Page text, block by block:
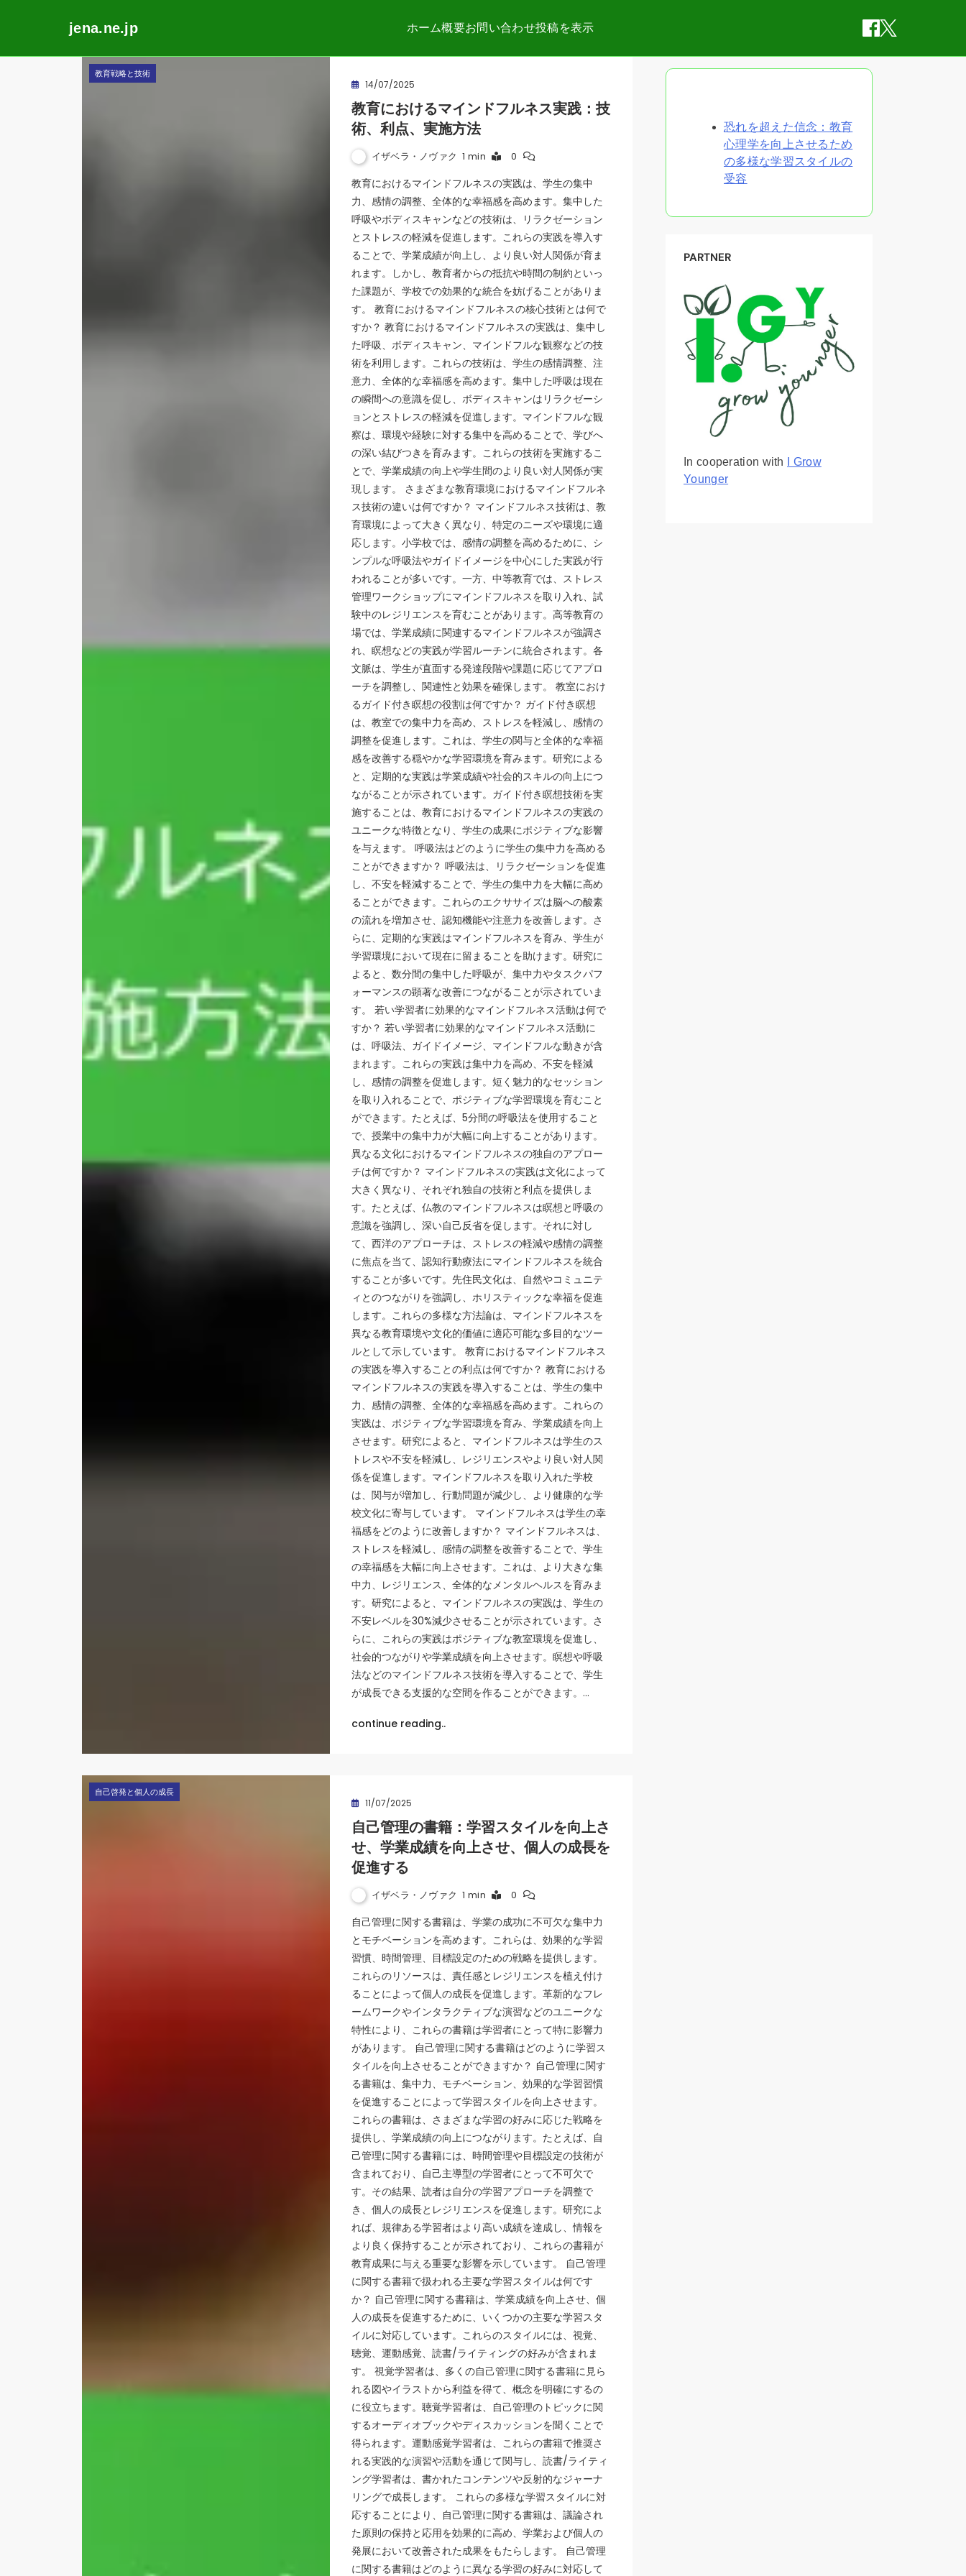
jena.ne.jp ホーム概要お問い合わせ投稿を表示
教育戦略と技術
14/07/2025
教育におけるマインドフルネス実践：技
術、利点、実施方法
イザベラ・ノヴァク 1 min 0
教育におけるマインドフルネスの実践は、学生の集中
力、感情の調整、全体的な幸福感を高めます。集中した
呼吸やボディスキャンなどの技術は、リラクゼーション
とストレスの軽減を促進します。これらの実践を導入す
ることで、学業成績が向上し、より良い対人関係が育ま
れます。しかし、教育者からの抵抗や時間の制約といっ
た課題が、学校での効果的な統合を妨げることがありま
す。 教育におけるマインドフルネスの核心技術とは何で
すか？ 教育におけるマインドフルネスの実践は、集中し
た呼吸、ボディスキャン、マインドフルな観察などの技
術を利用します。これらの技術は、学生の感情調整、注
意力、全体的な幸福感を高めます。集中した呼吸は現在
の瞬間への意識を促し、ボディスキャンはリラクゼーシ
ョンとストレスの軽減を促進します。マインドフルな観
察は、環境や経験に対する集中を高めることで、学びへ
の深い結びつきを育みます。これらの技術を実施するこ
とで、学業成績の向上や学生間のより良い対人関係が実
現します。 さまざまな教育環境におけるマインドフルネ
ス技術の違いは何ですか？ マインドフルネス技術は、教
育環境によって大きく異なり、特定のニーズや環境に適
応します。小学校では、感情の調整を高めるために、シ
ンプルな呼吸法やガイドイメージを中心にした実践が行
われることが多いです。一方、中等教育では、ストレス
管理ワークショップにマインドフルネスを取り入れ、試
験中のレジリエンスを育むことがあります。高等教育の
場では、学業成績に関連するマインドフルネスが強調さ
れ、瞑想などの実践が学習ルーチンに統合されます。各
文脈は、学生が直面する発達段階や課題に応じてアプロ
ーチを調整し、関連性と効果を確保します。 教室におけ
るガイド付き瞑想の役割は何ですか？ ガイド付き瞑想
は、教室での集中力を高め、ストレスを軽減し、感情の
調整を促進します。これは、学生の関与と全体的な幸福
感を改善する穏やかな学習環境を育みます。研究による
と、定期的な実践は学業成績や社会的スキルの向上につ
ながることが示されています。ガイド付き瞑想技術を実
施することは、教育におけるマインドフルネスの実践の
ユニークな特徴となり、学生の成果にポジティブな影響
を与えます。 呼吸法はどのように学生の集中力を高める
ことができますか？ 呼吸法は、リラクゼーションを促進
し、不安を軽減することで、学生の集中力を大幅に高め
ることができます。これらのエクササイズは脳への酸素
の流れを増加させ、認知機能や注意力を改善します。さ
らに、定期的な実践はマインドフルネスを育み、学生が
学習環境において現在に留まることを助けます。研究に
よると、数分間の集中した呼吸が、集中力やタスクパフ
ォーマンスの顕著な改善につながることが示されていま
す。 若い学習者に効果的なマインドフルネス活動は何で
すか？ 若い学習者に効果的なマインドフルネス活動に
は、呼吸法、ガイドイメージ、マインドフルな動きが含
まれます。これらの実践は集中力を高め、不安を軽減
し、感情の調整を促進します。短く魅力的なセッション
を取り入れることで、ポジティブな学習環境を育むこと
ができます。たとえば、5分間の呼吸法を使用すること
で、授業中の集中力が大幅に向上することがあります。
異なる文化におけるマインドフルネスの独自のアプロー
チは何ですか？ マインドフルネスの実践は文化によって
大きく異なり、それぞれ独自の技術と利点を提供しま
す。たとえば、仏教のマインドフルネスは瞑想と呼吸の
意識を強調し、深い自己反省を促します。それに対し
て、西洋のアプローチは、ストレスの軽減や感情の調整
に焦点を当て、認知行動療法にマインドフルネスを統合
することが多いです。先住民文化は、自然やコミュニテ
ィとのつながりを強調し、ホリスティックな幸福を促進
します。これらの多様な方法論は、マインドフルネスを
異なる教育環境や文化的価値に適応可能な多目的なツー
ルとして示しています。 教育におけるマインドフルネス
の実践を導入することの利点は何ですか？ 教育における
マインドフルネスの実践を導入することは、学生の集中
力、感情の調整、全体的な幸福感を高めます。これらの
実践は、ポジティブな学習環境を育み、学業成績を向上
させます。研究によると、マインドフルネスは学生のス
トレスや不安を軽減し、レジリエンスやより良い対人関
係を促進します。マインドフルネスを取り入れた学校
は、関与が増加し、行動問題が減少し、より健康的な学
校文化に寄与しています。 マインドフルネスは学生の幸
福感をどのように改善しますか？ マインドフルネスは、
ストレスを軽減し、感情の調整を改善することで、学生
の幸福感を大幅に向上させます。これは、より大きな集
中力、レジリエンス、全体的なメンタルヘルスを育みま
す。研究によると、マインドフルネスの実践は、学生の
不安レベルを30%減少させることが示されています。さ
らに、これらの実践はポジティブな教室環境を促進し、
社会的つながりや学業成績を向上させます。瞑想や呼吸
法などのマインドフルネス技術を導入することで、学生
が成長できる支援的な空間を作ることができます。…
continue reading..
自己啓発と個人の成長
11/07/2025
自己管理の書籍：学習スタイルを向上さ
せ、学業成績を向上させ、個人の成長を
促進する
イザベラ・ノヴァク 1 min 0
自己管理に関する書籍は、学業の成功に不可欠な集中力
とモチベーションを高めます。これらは、効果的な学習
習慣、時間管理、目標設定のための戦略を提供します。
これらのリソースは、責任感とレジリエンスを植え付け
ることによって個人の成長を促進します。革新的なフレ
ームワークやインタラクティブな演習などのユニークな
特性により、これらの書籍は学習者にとって特に影響力
があります。 自己管理に関する書籍はどのように学習ス
タイルを向上させることができますか？ 自己管理に関す
る書籍は、集中力、モチベーション、効果的な学習習慣
を促進することによって学習スタイルを向上させます。
これらの書籍は、さまざまな学習の好みに応じた戦略を
提供し、学業成績の向上につながります。たとえば、自
己管理に関する書籍には、時間管理や目標設定の技術が
含まれており、自己主導型の学習者にとって不可欠で
す。その結果、読者は自分の学習アプローチを調整で
き、個人の成長とレジリエンスを促進します。研究によ
れば、規律ある学習者はより高い成績を達成し、情報を
より良く保持することが示されており、これらの書籍が
教育成果に与える重要な影響を示しています。 自己管理
に関する書籍で扱われる主要な学習スタイルは何です
か？ 自己管理に関する書籍は、学業成績を向上させ、個
人の成長を促進するために、いくつかの主要な学習スタ
イルに対応しています。これらのスタイルには、視覚、
聴覚、運動感覚、読書/ライティングの好みが含まれま
す。 視覚学習者は、多くの自己管理に関する書籍に見ら
れる図やイラストから利益を得て、概念を明確にするの
に役立ちます。聴覚学習者は、自己管理のトピックに関
するオーディオブックやディスカッションを聞くことで
得られます。運動感覚学習者は、これらの書籍で推奨さ
れる実践的な演習や活動を通じて関与し、読書/ライティ
ング学習者は、書かれたコンテンツや反射的なジャーナ
リングで成長します。 これらの多様な学習スタイルに対
応することにより、自己管理に関する書籍は、議論され
た原則の保持と応用を効果的に高め、学業および個人の
発展において改善された成果をもたらします。 自己管理
に関する書籍はどのように異なる学習の好みに対応して
恐れを超えた信念：教育
心理学を向上させるため
の多様な学習スタイルの
受容
PARTNER
In cooperation with
I Grow
Younger